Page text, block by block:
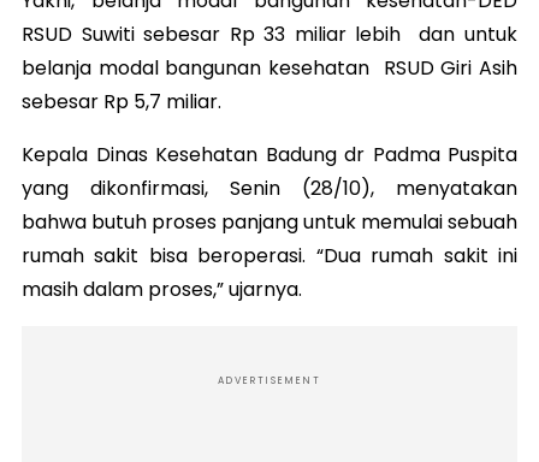
RSUD Suwiti sebesar Rp 33 miliar lebih dan untuk
belanja modal bangunan kesehatan RSUD Giri Asih
sebesar Rp 5,7 miliar.
Kepala Dinas Kesehatan Badung dr Padma Puspita
yang dikonfirmasi, Senin (28/10), menyatakan
bahwa butuh proses panjang untuk memulai sebuah
rumah sakit bisa beroperasi. “Dua rumah sakit ini
masih dalam proses,” ujarnya.
ADVERTISEMENT